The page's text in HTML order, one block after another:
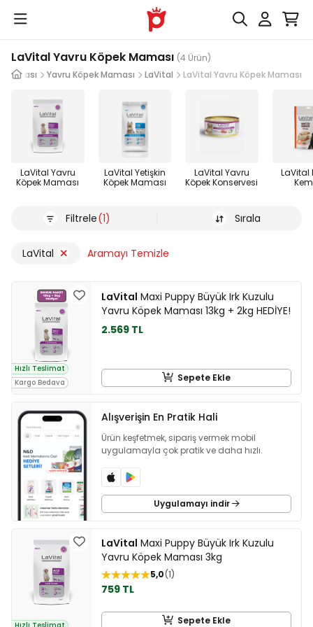
LaVital Yavru Köpek Maması (4 Ürün)
Maması
Yavru Köpek Maması LaVital LaVital Yavru Köpek Maması
LaVital Yavru
Köpek Maması
LaVital Yetişkin
Köpek Maması
LaVital Yavru
Köpek Konservesi
LaVital
Filtrele(1) Sırala
LaVital Aramayı Temizle
Hızlı Teslimat
Kargo Bedava
LaVital Maxi Puppy Büyük Irk Kuzulu
Yavru Köpek Maması 13kg + 2kg HEDİYE!
2.569 TL
Sepete Ekle
Alışverişin En Pratik Hali
Ürün keşfetmek, sipariş vermek mobil
uygulamayla çok pratik ve daha hızlı.
Uygulamayı indir
LaVital Maxi Puppy Büyük Irk Kuzulu
Yavru Köpek Maması 3kg
5,0 1
759 TL
Sepete Ekle